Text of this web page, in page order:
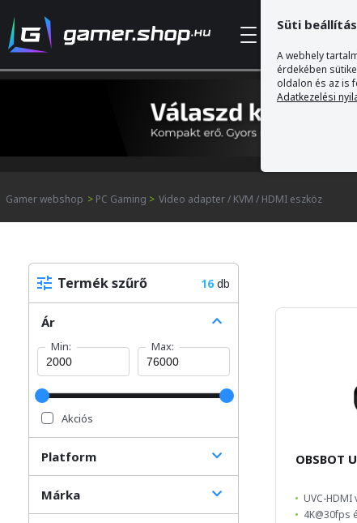
Kategóriák
Gamer webshop > PC Gaming > Video adapter / KVM / HDMI eszköz
Termék szűrő 16db
Ár
Min: Max:
Akciós
Platform
Márka
OBSBOT
UVC-
4K@30fps
Süti
A webhely
érdekében
oldalon és az is
Adatkezelési